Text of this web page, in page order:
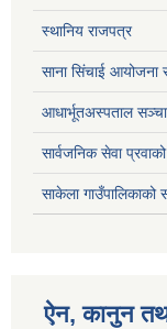
स्थानिय राजपत्र
साना सिंचाई आयोजना
आधार्भूतअस्पताल
सार्वजनिक सेवा
साकेला
ऐन, कानुन